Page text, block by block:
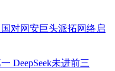
对网安巨头派拓网络启